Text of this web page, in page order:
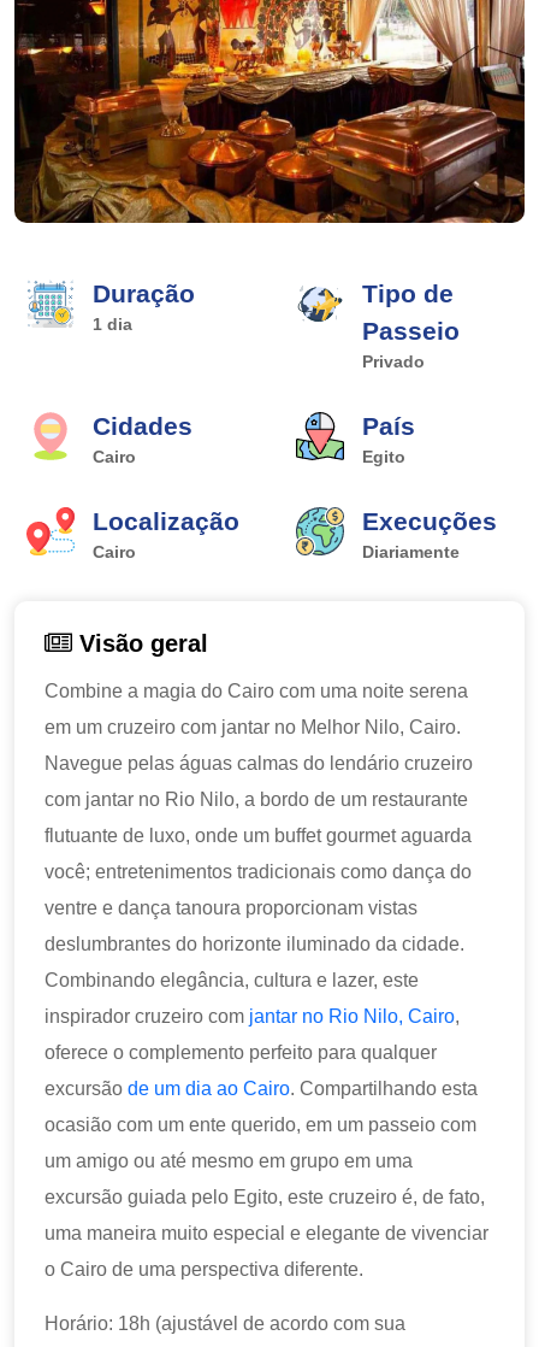
Duração
1 dia
Tipo de
Passeio
Privado
Cidades
Cairo
País
Egito
Localização
Cairo
Execuções
Diariamente
Visão geral
Combine a magia do Cairo com uma noite serena
em um cruzeiro com jantar no Melhor Nilo, Cairo.
Navegue pelas águas calmas do lendário cruzeiro
com jantar no Rio Nilo, a bordo de um restaurante
flutuante de luxo, onde um buffet gourmet aguarda
você; entretenimentos tradicionais como dança do
ventre e dança tanoura proporcionam vistas
deslumbrantes do horizonte iluminado da cidade.
Combinando elegância, cultura e lazer, este
inspirador cruzeiro com jantar no Rio Nilo, Cairo,
oferece o complemento perfeito para qualquer
excursão de um dia ao Cairo. Compartilhando esta
ocasião com um ente querido, em um passeio com
um amigo ou até mesmo em grupo em uma
excursão guiada pelo Egito, este cruzeiro é, de fato,
uma maneira muito especial e elegante de vivenciar
o Cairo de uma perspectiva diferente.
Horário: 18h (ajustável de acordo com sua